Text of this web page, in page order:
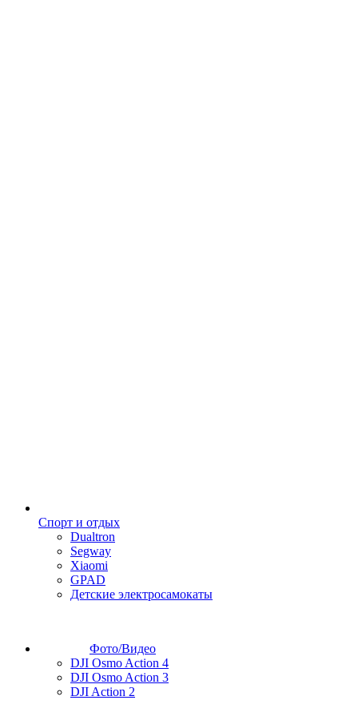
Спорт и отдых
Dualtron
Segway
Xiaomi
GPAD
Детские электросамокаты
Фото/Видео
DJI Osmo Action 4
DJI Osmo Action 3
DJI Action 2